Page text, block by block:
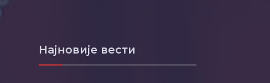
Најновије вести